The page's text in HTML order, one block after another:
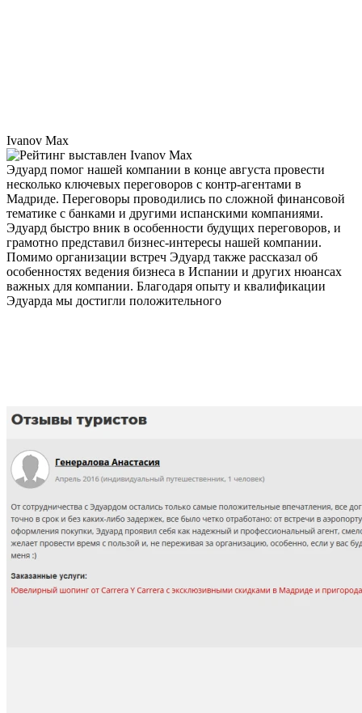
Ivanov Max
Эдуард помог нашей компании в конце августа провести
несколько ключевых переговоров с контр-агентами в
Мадриде. Переговоры проводились по сложной финансовой
тематике с банками и другими испанскими компаниями.
Эдуард быстро вник в особенности будущих переговоров, и
грамотно представил бизнес-интересы нашей компании.
Помимо организации встреч Эдуард также рассказал об
особенностях ведения бизнеса в Испании и других нюансах
важных для компании. Благодаря опыту и квалификации
Эдуарда мы достигли положительного